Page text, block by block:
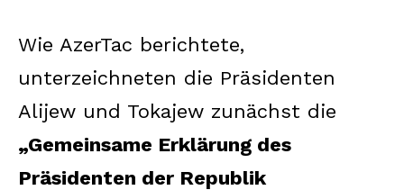
Wie AzerTac berichtete,
unterzeichneten die Präsidenten
Alijew und Tokajew zunächst die
„Gemeinsame Erklärung des
Präsidenten der Republik